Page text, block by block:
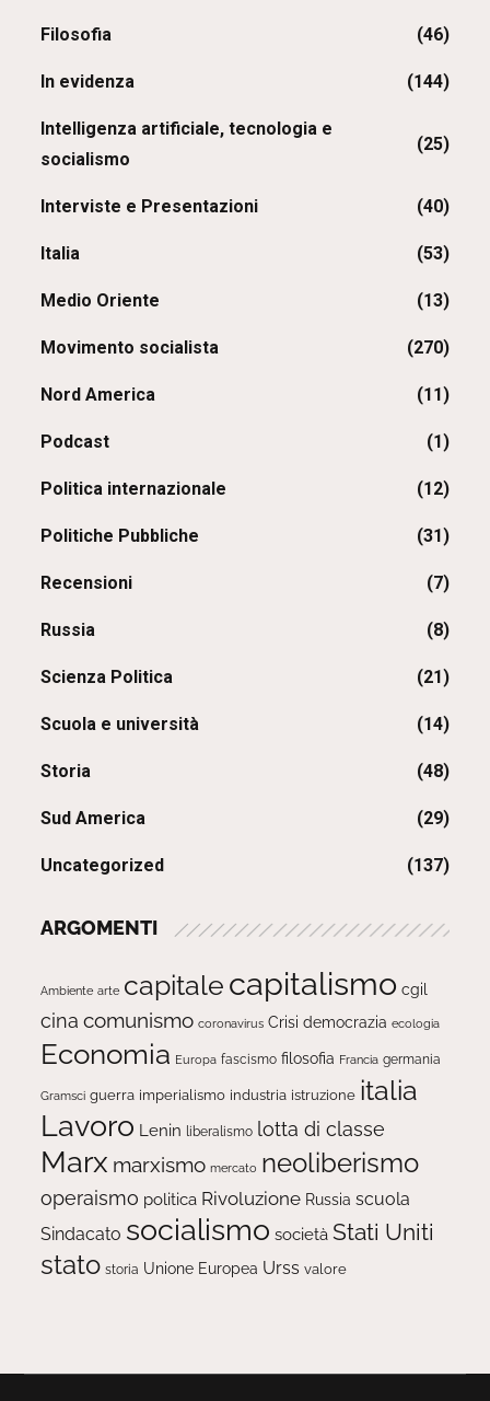
Filosofia (46)
In evidenza (144)
Intelligenza artificiale, tecnologia e
socialismo
(25)
Interviste e Presentazioni (40)
Italia (53)
Medio Oriente (13)
Movimento socialista (270)
Nord America (11)
Podcast (1)
Politica internazionale (12)
Politiche Pubbliche (31)
Recensioni (7)
Russia (8)
Scienza Politica (21)
Scuola e università (14)
Storia (48)
Sud America (29)
Uncategorized (137)
ARGOMENTI
Ambiente arte capitale capitalismo cgil
cina comunismo coronavirus Crisi democrazia ecologia
Economia Europa fascismo filosofia Francia germania
Gramsci guerra imperialismo industria istruzione italia
Lavoro Lenin liberalismo lotta di classe
Marx marxismo mercato neoliberismo
operaismo politica Rivoluzione Russia scuola
Sindacato socialismo società Stati Uniti
stato storia Unione Europea Urss valore